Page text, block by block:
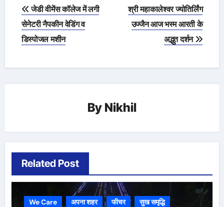
Post
navigation
जेडी वीमेंस कॉलेज में लगी
सेनेटरी नैपकीन वेडिंग व
डिस्पोजल मशीन
श्री महाकालेश्वर ज्योतिर्लिंग
उज्जैन आज भस्म आरती के
अद्भुत दर्शन
By Nikhil
Related Post
We Care अपना शहर फीचर सुख समृद्धि